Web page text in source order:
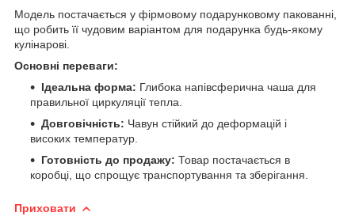
Модель постачається у фірмовому подарунковому пакованні,
що робить її чудовим варіантом для подарунка будь-якому
кулінарові.
Основні переваги:
Ідеальна форма: Глибока напівсферична чаша для
правильної циркуляції тепла.
Довговічність: Чавун стійкий до деформацій і
високих температур.
Готовність до продажу: Товар постачається в
коробці, що спрощує транспортування та зберігання.
Приховати